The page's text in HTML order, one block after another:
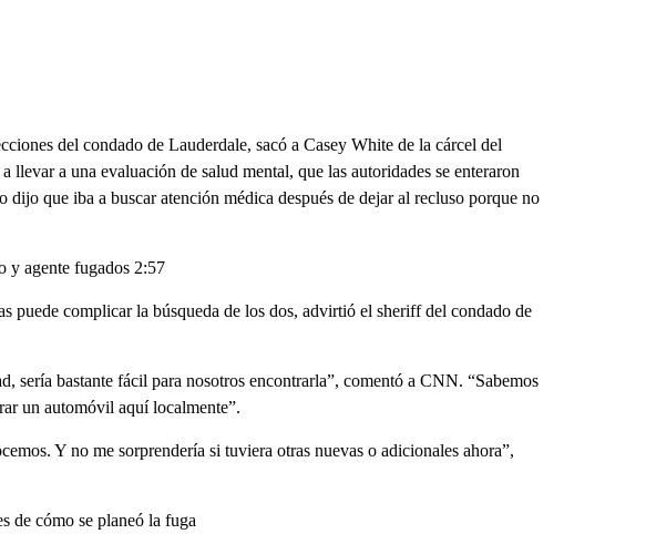
del condado de Lauderdale, sacó a Casey White de la cárcel del
a una evaluación de salud mental, que las autoridades se enteraron
dijo que iba a buscar atención médica después de dejar al recluso porque no
y agente fugados 2:57
puede complicar la búsqueda de los dos, advirtió el sheriff del condado de
sería bastante fácil para nosotros encontrarla”, comentó a CNN. “Sabemos
un automóvil aquí localmente”.
Y no me sorprendería si tuviera otras nuevas o adicionales ahora”,
de cómo se planeó la fuga